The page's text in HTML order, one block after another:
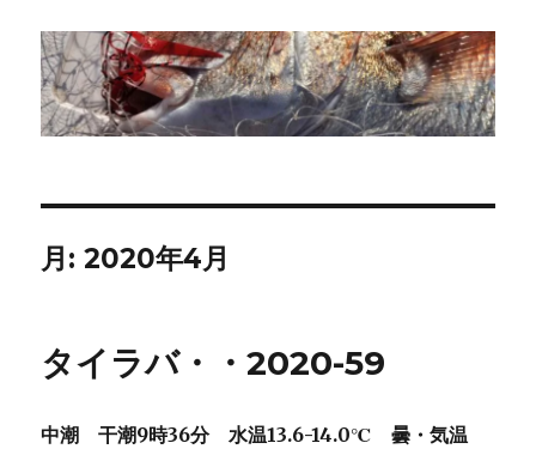
月:2020年4月
タイラバ・・2020-59
中潮 干潮9時36分 水温13.6-14.0℃ 曇・気温